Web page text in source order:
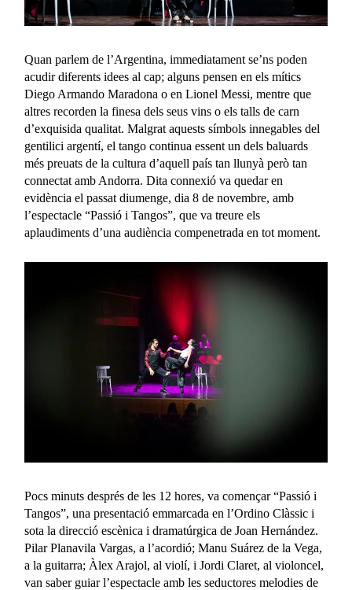
Quan parlem de l’Argentina, immediatament se’ns poden
acudir diferents idees al cap; alguns pensen en els mítics
Diego Armando Maradona o en Lionel Messi, mentre que
altres recorden la finesa dels seus vins o els talls de carn
d’exquisida qualitat. Malgrat aquests símbols innegables del
gentilici argentí, el tango continua essent un dels baluards
més preuats de la cultura d’aquell país tan llunyà però tan
connectat amb Andorra. Dita connexió va quedar en
evidència el passat diumenge, dia 8 de novembre, amb
l’espectacle “Passió i Tangos”, que va treure els
aplaudiments d’una audiència compenetrada en tot moment.
Pocs minuts després de les 12 hores, va començar “Passió i
Tangos”, una presentació emmarcada en l’Ordino Clàssic i
sota la direcció escènica i dramatúrgica de Joan Hernández.
Pilar Planavila Vargas, a l’acordió; Manu Suárez de la Vega,
a la guitarra; Àlex Arajol, al violí, i Jordi Claret, al violoncel,
van saber guiar l’espectacle amb les seductores melodies de